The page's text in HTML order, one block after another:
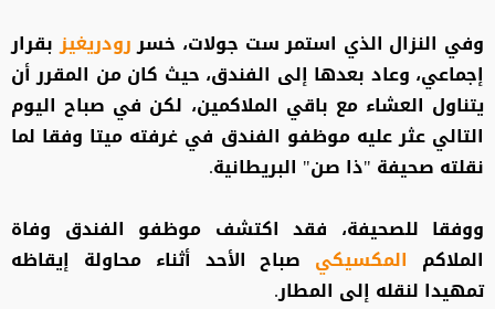
وفي النزال الذي استمر ست جولات، خسررودريغيزبقرار
إجماعي، وعاد بعدها إلى الفندق، حيث كان من المقرر أن
يتناول العشاء مع باقي الملاكمين، لكن في صباح اليوم
التالي عثر عليه موظفو الفندق في غرفته ميتا وفقا لما
نقلته صحيفة "ذا صن" البريطانية.
ووفقا للصحيفة، فقد اكتشف موظفو الفندق وفاة
الملاكم المكسيكي صباح الأحد أثناء محاولة إيقاظه
تمهيدا لنقله إلى المطار.